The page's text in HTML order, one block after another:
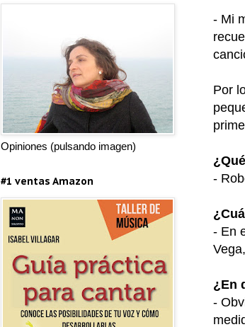
- Mi
Por
-
- En
¿En
-
Opiniones (pulsando imagen)
#1 ventas Amazon